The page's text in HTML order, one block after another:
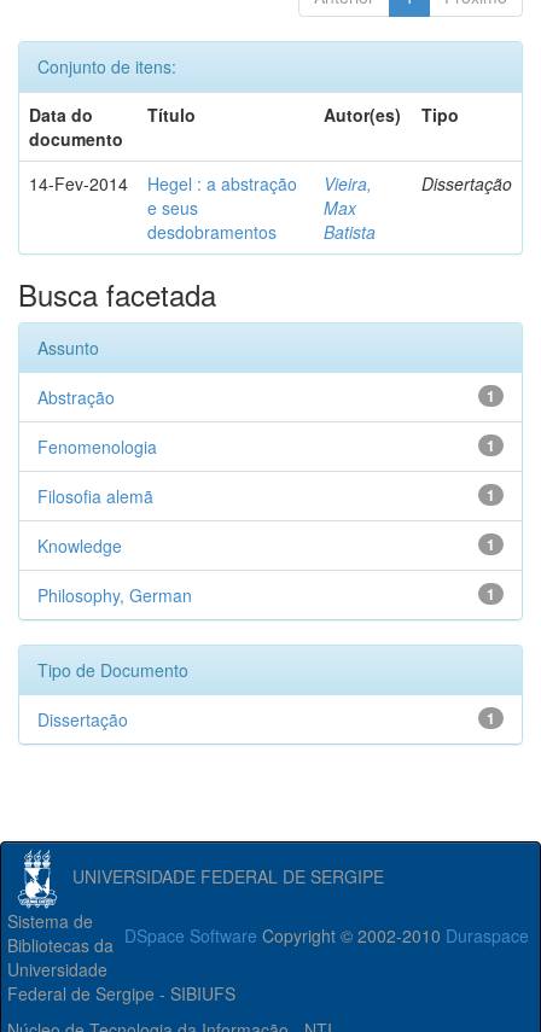
Conjunto de itens:
Data do
documento
Título Autor(es) Tipo
14-Fev-2014
Hegel : a abstração
e seus
desdobramentos
Vieira,
Max
Batista
Dissertação
Busca facetada
Assunto
1
Abstração
1
Fenomenologia
1
Filosofia alemã
1
Knowledge
1
Philosophy, German
Tipo de Documento
1
Dissertação
UNIVERSIDADE FEDERAL DE SERGIPE
DSpace Software Copyright © 2002-2010 Duraspace
Sistema de
Bibliotecas da
Universidade
Federal de Sergipe - SIBIUFS